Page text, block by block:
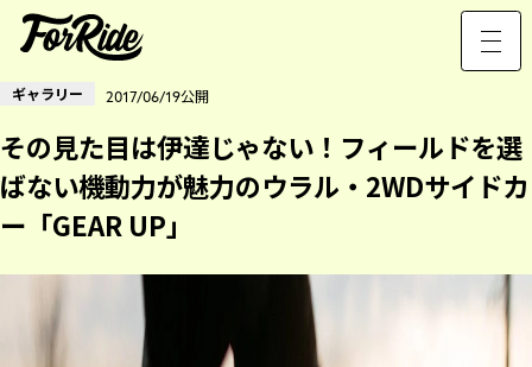
ギャラリー 2017/06/19公開
その見た目は伊達じゃない！フィールドを選
ばない機動力が魅力のウラル・2WDサイドカ
ー「GEAR UP」